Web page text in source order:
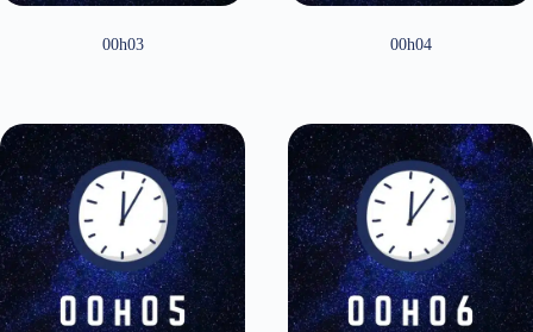
00h03 00h04